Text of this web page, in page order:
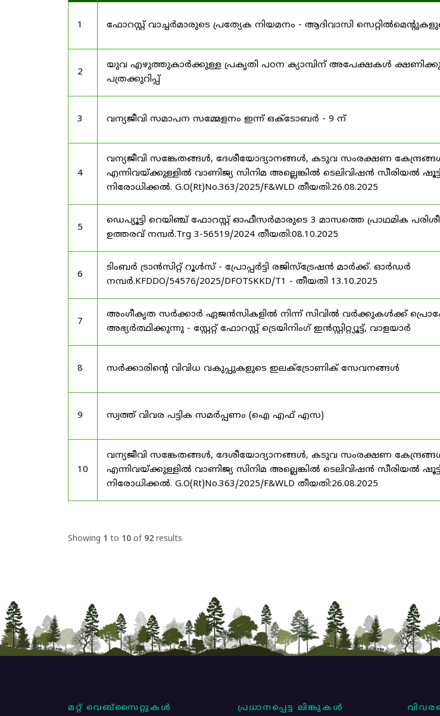
1 ഫോറസ്റ്റ് വാച്ചർമാരുടെ പ്രത്യേക നിയമനം - ആദിവാസി
2
യുവ എഴുത്തുകാർക്കുള്ള പ്രകൃതി പഠന ക്യാമ്പിന് അപേക്ഷകൾ
പത്രക്കുറിപ്പ്
3 വന്യജീവി സമാപന സമ്മേളനം ഇന്ന് ഒക്ടോബർ - 9 ന്
4
വന്യജീവി സങ്കേതങ്ങൾ, ദേശീയോദ്യാനങ്ങൾ, കടുവ സംരക്ഷണ
എന്നിവയ്ക്കുള്ളിൽ വാണിജ്യ സിനിമ അല്ലെങ്കിൽ ടെലിവിഷൻ സീരിയൽ
നിരോധിക്കൽ. G.O(Rt)No.363/2025/F&WLD തീയതി:26.08.2025
5
ഡെപ്യൂട്ടി റെയിഞ്ച് ഫോറസ്റ്റ് ഓഫീസർമാരുടെ 3 മാസത്തെ പ്രാഥമിക
ഉത്തരവ് നമ്പർ.Trg 3-56519/2024 തീയതി:08.10.2025
6
ടിംബർ ട്രാൻസിറ്റ് റൂൾസ് - പ്രോപ്പർട്ടി രജിസ്ട്രേഷൻ മാർക്ക്. ഓർഡർ
നമ്പർ.KFDDO/54576/2025/DFOTSKKD/T1 - തീയതി 13.10.2025
7
അംഗീകൃത സർക്കാർ ഏജൻസികളിൽ നിന്ന് സിവിൽ വർക്കുകൾക്ക്
അഭ്യർത്ഥിക്കുന്നു - സ്റ്റേറ്റ് ഫോറസ്റ്റ് ട്രെയിനിംഗ് ഇൻസ്റ്റിറ്റ്യൂട്ട്, വാളയാർ
8 സർക്കാരിന്റെ വിവിധ വകുപ്പുകളുടെ ഇലക്ട്രോണിക് സേവനങ്ങൾ
9 സ്വത്ത് വിവര പട്ടിക സമർപ്പണം (ഐ എഫ് എസ)
10
വന്യജീവി സങ്കേതങ്ങൾ, ദേശീയോദ്യാനങ്ങൾ, കടുവ സംരക്ഷണ
എന്നിവയ്ക്കുള്ളിൽ വാണിജ്യ സിനിമ അല്ലെങ്കിൽ ടെലിവിഷൻ സീരിയൽ
നിരോധിക്കൽ. G.O(Rt)No.363/2025/F&WLD തീയതി:26.08.2025
Showing 1 to 10 of 92 results
മറ്റ് വെബ്സൈറ്റുകൾ പ്രധാനപ്പെട്ട ലിങ്കുകൾ